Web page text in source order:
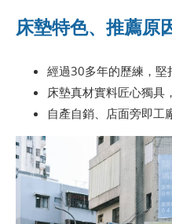
床墊特色、推薦原
經過30多年的歷練，
床墊真材實料匠心獨具
自產自銷、店面旁即工